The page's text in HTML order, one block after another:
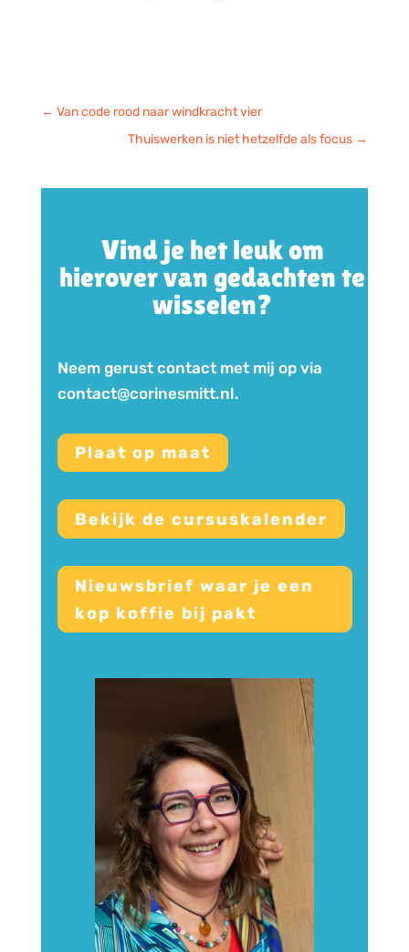
← Van code rood naar windkracht vier
Thuiswerken is niet hetzelfde als focus →
Vind je het leuk om
hierover van gedachten te
wisselen?
Neem gerust contact met mij op via
contact@corinesmitt.nl.
Plaat op maat
Bekijk de cursuskalender
Nieuwsbrief waar je een
kop koffie bij pakt